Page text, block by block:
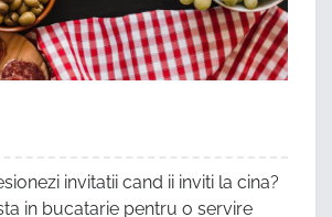
invitatii cand ii inviti la cina?
in bucatarie pentru o servire